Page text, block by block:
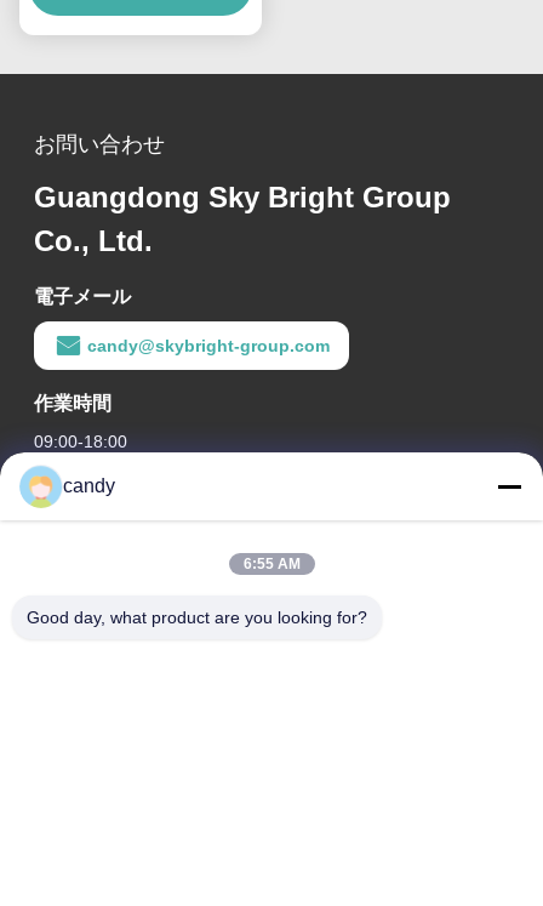
お問い合わせ
Guangdong Sky Bright Group
Co., Ltd.
電子メール
candy@skybright-group.com
作業時間
09:00-18:00
住所
RM. 1601-1603, 1606-1608, 1610, 21 JIHUA 5TH RD, 祖廟街,
candy
6:55 AM
Good day, what product are you looking for?